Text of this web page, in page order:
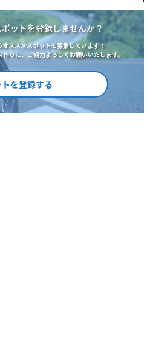
ットを登録しませんか？
ススメスポットを募集しています！
りに、ご協力よろしくお願いいたします。
を登録する